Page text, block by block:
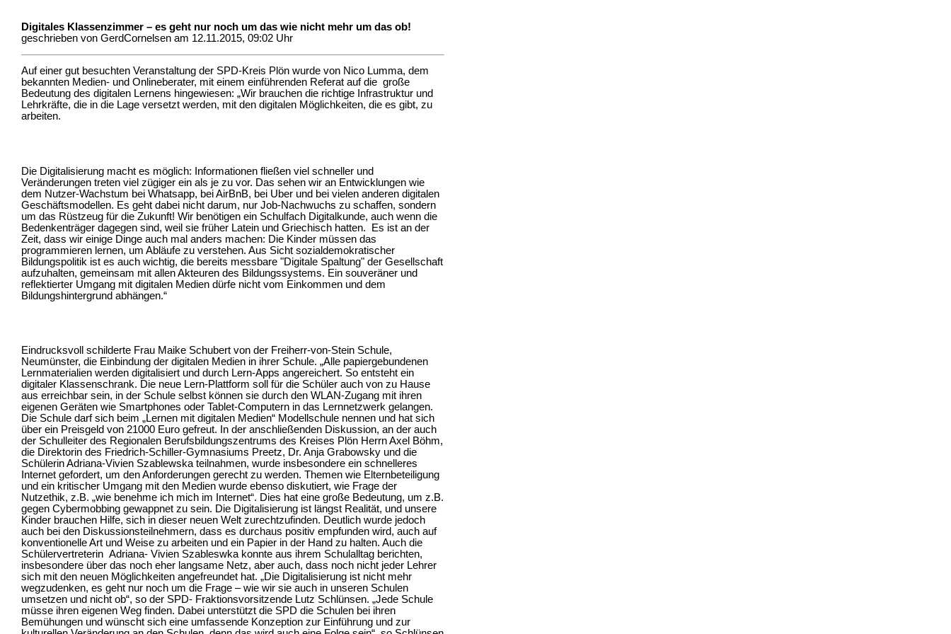
Digitales Klassenzimmer – es geht nur noch um das wie nicht mehr um das ob!
geschrieben von GerdCornelsen am 12.11.2015, 09:02 Uhr
Auf einer gut besuchten Veranstaltung der SPD-Kreis Plön wurde von Nico Lumma, dem
bekannten Medien- und Onlineberater, mit einem einführenden Referat auf die große
Bedeutung des digitalen Lernens hingewiesen: „Wir brauchen die richtige Infrastruktur und
Lehrkräfte, die in die Lage versetzt werden, mit den digitalen Möglichkeiten, die es gibt, zu
arbeiten.
Die Digitalisierung macht es möglich: Informationen fließen viel schneller und
Veränderungen treten viel zügiger ein als je zu vor. Das sehen wir an Entwicklungen wie
dem Nutzer-Wachstum bei Whatsapp, bei AirBnB, bei Uber und bei vielen anderen digitalen
Geschäftsmodellen. Es geht dabei nicht darum, nur Job-Nachwuchs zu schaffen, sondern
um das Rüstzeug für die Zukunft! Wir benötigen ein Schulfach Digitalkunde, auch wenn die
Bedenkenträger dagegen sind, weil sie früher Latein und Griechisch hatten. Es ist an der
Zeit, dass wir einige Dinge auch mal anders machen: Die Kinder müssen das
programmieren lernen, um Abläufe zu verstehen. Aus Sicht sozialdemokratischer
Bildungspolitik ist es auch wichtig, die bereits messbare "Digitale Spaltung" der Gesellschaft
aufzuhalten, gemeinsam mit allen Akteuren des Bildungssystems. Ein souveräner und
reflektierter Umgang mit digitalen Medien dürfe nicht vom Einkommen und dem
Bildungshintergrund abhängen.“
Eindrucksvoll schilderte Frau Maike Schubert von der Freiherr-von-Stein Schule,
Neumünster, die Einbindung der digitalen Medien in ihrer Schule. „Alle papiergebundenen
Lernmaterialien werden digitalisiert und durch Lern-Apps angereichert. So entsteht ein
digitaler Klassenschrank. Die neue Lern-Plattform soll für die Schüler auch von zu Hause
aus erreichbar sein, in der Schule selbst können sie durch den WLAN-Zugang mit ihren
eigenen Geräten wie Smartphones oder Tablet-Computern in das Lernnetzwerk gelangen.
Die Schule darf sich beim „Lernen mit digitalen Medien“ Modellschule nennen und hat sich
über ein Preisgeld von 21000 Euro gefreut. In der anschließenden Diskussion, an der auch
der Schulleiter des Regionalen Berufsbildungszentrums des Kreises Plön Herrn Axel Böhm,
die Direktorin des Friedrich-Schiller-Gymnasiums Preetz, Dr. Anja Grabowsky und die
Schülerin Adriana-Vivien Szablewska teilnahmen, wurde insbesondere ein schnelleres
Internet gefordert, um den Anforderungen gerecht zu werden. Themen wie Elternbeteiligung
und ein kritischer Umgang mit den Medien wurde ebenso diskutiert, wie Frage der
Nutzethik, z.B. „wie benehme ich mich im Internet“. Dies hat eine große Bedeutung, um z.B.
gegen Cybermobbing gewappnet zu sein. Die Digitalisierung ist längst Realität, und unsere
Kinder brauchen Hilfe, sich in dieser neuen Welt zurechtzufinden. Deutlich wurde jedoch
auch bei den Diskussionsteilnehmern, dass es durchaus positiv empfunden wird, auch auf
konventionelle Art und Weise zu arbeiten und ein Papier in der Hand zu halten. Auch die
Schülervertreterin Adriana- Vivien Szableswka konnte aus ihrem Schulalltag berichten,
insbesondere über das noch eher langsame Netz, aber auch, dass noch nicht jeder Lehrer
sich mit den neuen Möglichkeiten angefreundet hat. „Die Digitalisierung ist nicht mehr
wegzudenken, es geht nur noch um die Frage – wie wir sie auch in unseren Schulen
umsetzen und nicht ob“, so der SPD- Fraktionsvorsitzende Lutz Schlünsen. „Jede Schule
müsse ihren eigenen Weg finden. Dabei unterstützt die SPD die Schulen bei ihren
Bemühungen und wünscht sich eine umfassende Konzeption zur Einführung und zur